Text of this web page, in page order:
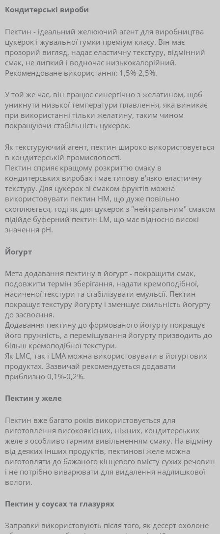
Кондитерські вироби
Пектин - ідеальний желюючий агент для виробництва
цукерок і жувальної гумки преміум-класу. Він має
прозорий вигляд, надає еластичну текстуру, відмінний
смак, не липкий і водночас низькокалорійний.
Рекомендоване використання: 1,5%-2,5%.
У той же час, він працює синергічно з желатином, щоб
уникнути низької температури плавлення, яка виникає
при використанні тільки желатину, таким чином
покращуючи стабільність цукерок.
Як текстуруючий агент, пектин широко використовується
в кондитерській промисловості.
Пектин сприяє кращому розкриттю смаку в
кондитерських виробах і має типову в'язко-еластичну
текстуру. Для цукерок зі смаком фруктів можна
використовувати пектин HM, що дуже повільно
схоплюється, тоді як для цукерок з "нейтральним" смаком
підійде буферний пектин LM, що має відносно високі
значення рН.
Йогурт
Мета додавання пектину в йогурт - покращити смак,
подовжити термін зберігання, надати кремоподібної,
насиченої текстури та стабілізувати емульсії. Пектин
покращує текстуру йогурту і зменшує схильність йогурту
до засвоєння.
Додавання пектину до формованого йогурту покращує
його пружність, а перемішування йогурту призводить до
більш кремоподібної текстури.
Як LMC, так і LMA можна використовувати в йогуртових
продуктах. Зазвичай рекомендується додавати
приблизно 0,1%-0,2%.
Пектин у желе
Пектин вже багато років використовується для
виготовлення високоякісних, ніжних, кондитерських
желе з особливо гарним вивільненням смаку. На відміну
від деяких інших продуктів, пектинові желе можна
виготовляти до бажаного кінцевого вмісту сухих речовин
і не потрібно виварювати для видалення надлишкової
вологи.
Пектин у соусах та глазурях
Заправки використовують після того, як десерт охолоне